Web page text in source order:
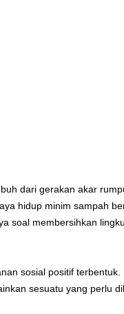
dari gerakan akar
hidup minim sampah
soal membersihkan
sosial positif
sesuatu yang perlu